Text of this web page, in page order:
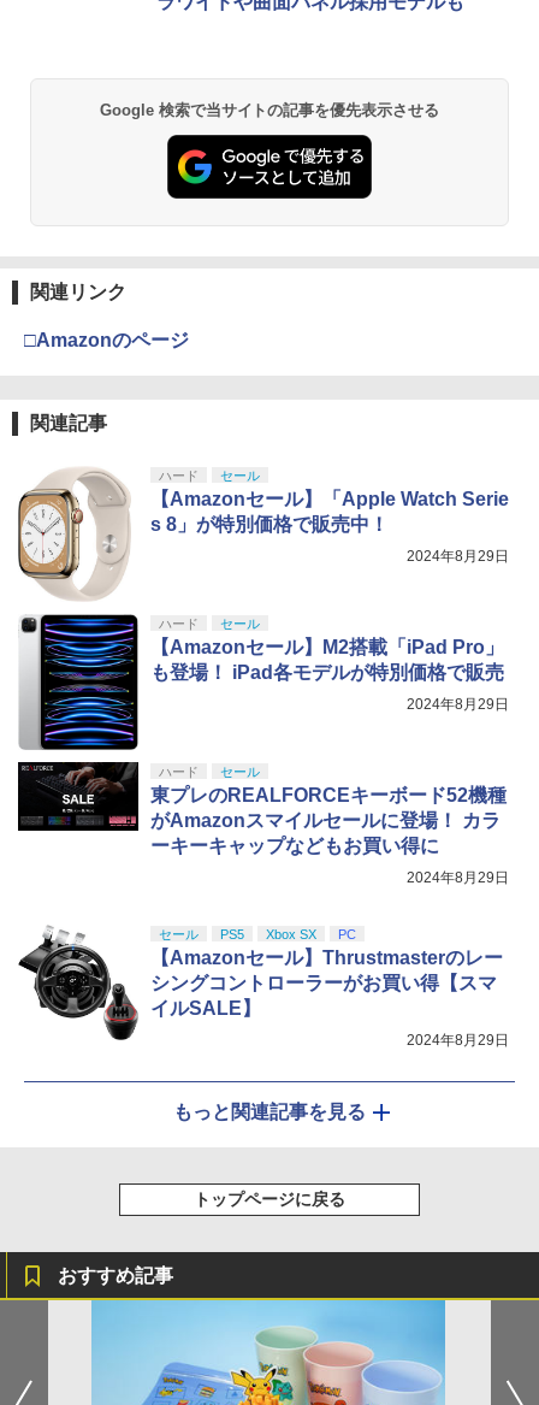
Google 検索で当サイトの記事を優先表示させる
関連リンク
□Amazonのページ
関連記事
ハード セール
【Amazonセール】「Apple Watch Serie
s 8」が特別価格で販売中！
2024年8月29日
ハード セール
【Amazonセール】M2搭載「iPad Pro」
も登場！ iPad各モデルが特別価格で販売
2024年8月29日
ハード セール
東プレのREALFORCEキーボード52機種
がAmazonスマイルセールに登場！ カラ
ーキーキャップなどもお買い得に
2024年8月29日
セール PS5 Xbox SX PC
【Amazonセール】Thrustmasterのレー
シングコントローラーがお買い得【スマ
イルSALE】
2024年8月29日
もっと関連記事を見る
トップページに戻る
おすすめ記事